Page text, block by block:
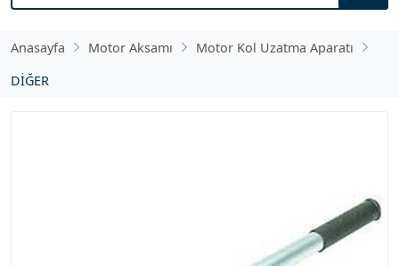
Anasayfa Motor Aksamı
Motor Kol Uzatma Aparatı
DİĞER